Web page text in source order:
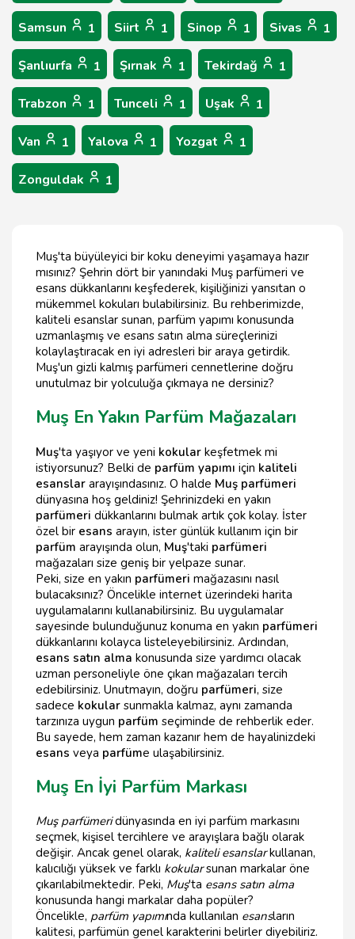
Samsun 1 Siirt 1 Sinop 1 Sivas 1
Şanlıurfa 1 Şırnak 1 Tekirdağ 1
Trabzon 1 Tunceli 1 Uşak 1
Van 1 Yalova 1 Yozgat 1
Zonguldak 1
Muş'ta büyüleyici bir koku deneyimi yaşamaya hazır
mısınız? Şehrin dört bir yanındaki Muş parfümeri ve
esans dükkanlarını keşfederek, kişiliğinizi yansıtan o
mükemmel kokuları bulabilirsiniz. Bu rehberimizde,
kaliteli esanslar sunan, parfüm yapımı konusunda
uzmanlaşmış ve esans satın alma süreçlerinizi
kolaylaştıracak en iyi adresleri bir araya getirdik.
Muş'un gizli kalmış parfümeri cennetlerine doğru
unutulmaz bir yolculuğa çıkmaya ne dersiniz?
Muş En Yakın Parfüm Mağazaları
Muş'ta yaşıyor ve yeni kokular keşfetmek mi
istiyorsunuz? Belki de parfüm yapımı için kaliteli
esanslar arayışındasınız. O halde Muş parfümeri
dünyasına hoş geldiniz! Şehrinizdeki en yakın
parfümeri dükkanlarını bulmak artık çok kolay. İster
özel bir esans arayın, ister günlük kullanım için bir
parfüm arayışında olun, Muş'taki parfümeri
mağazaları size geniş bir yelpaze sunar.
Peki, size en yakın parfümeri mağazasını nasıl
bulacaksınız? Öncelikle internet üzerindeki harita
uygulamalarını kullanabilirsiniz. Bu uygulamalar
sayesinde bulunduğunuz konuma en yakın parfümeri
dükkanlarını kolayca listeleyebilirsiniz. Ardından,
esans satın alma konusunda size yardımcı olacak
uzman personeliyle öne çıkan mağazaları tercih
edebilirsiniz. Unutmayın, doğru parfümeri, size
sadece kokular sunmakla kalmaz, aynı zamanda
tarzınıza uygun parfüm seçiminde de rehberlik eder.
Bu sayede, hem zaman kazanır hem de hayalinizdeki
esans veya parfüme ulaşabilirsiniz.
Muş En İyi Parfüm Markası
Muş parfümeridünyasında en iyi parfüm markasını
seçmek, kişisel tercihlere ve arayışlara bağlı olarak
değişir. Ancak genel olarak, kaliteli esanslarkullanan,
kalıcılığı yüksek ve farklı kokularsunan markalar öne
çıkarılabilmektedir. Peki, Muş'ta esans satın alma
konusunda hangi markalar daha popüler?
Öncelikle, parfüm yapımında kullanılan esansların
kalitesi, parfümün genel karakterini belirler diyebiliriz.